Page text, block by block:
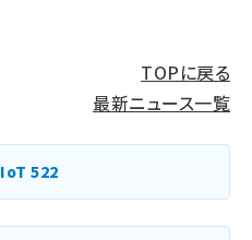
TOPに戻る
最新ニュース一覧
IoT522